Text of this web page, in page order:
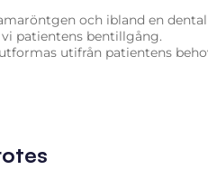
och ibland en dental
patientens bentillgång.
utifrån patientens